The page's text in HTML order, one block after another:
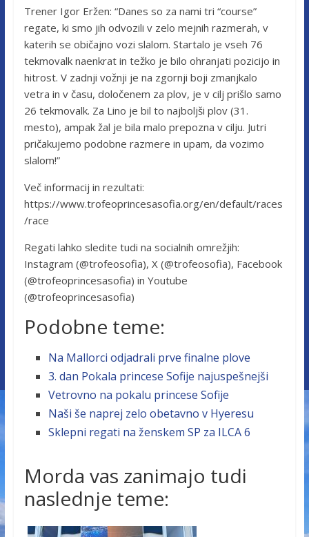
Trener Igor Eržen: “Danes so za nami tri “course”
regate, ki smo jih odvozili v zelo mejnih razmerah, v
katerih se običajno vozi slalom. Startalo je vseh 76
tekmovalk naenkrat in težko je bilo ohranjati pozicijo in
hitrost. V zadnji vožnji je na zgornji boji zmanjkalo
vetra in v času, določenem za plov, je v cilj prišlo samo
26 tekmovalk. Za Lino je bil to najboljši plov (31.
mesto), ampak žal je bila malo prepozna v cilju. Jutri
pričakujemo podobne razmere in upam, da vozimo
slalom!”
Več informacij in rezultati:
https://www.trofeoprincesasofia.org/en/default/races
/race
Regati lahko sledite tudi na socialnih omrežjih:
Instagram (@trofeosofia), X (@trofeosofia), Facebook
(@trofeoprincesasofia) in Youtube
(@trofeoprincesasofia)
Podobne teme:
Na Mallorci odjadrali prve finalne plove
3. dan Pokala princese Sofije najuspešnejši
Vetrovno na pokalu princese Sofije
Naši še naprej zelo obetavno v Hyeresu
Sklepni regati na ženskem SP za ILCA 6
Morda vas zanimajo tudi
naslednje teme: